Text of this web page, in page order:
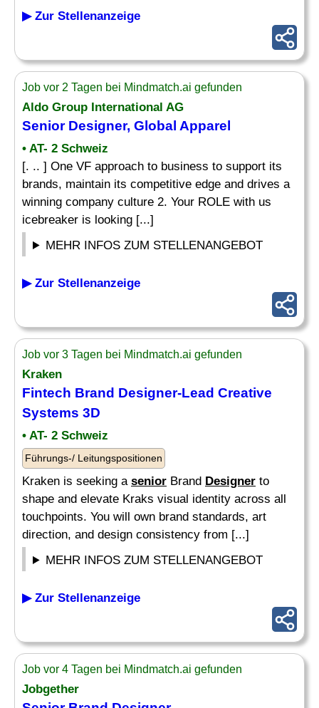
▶ Zur Stellenanzeige
Job vor 2 Tagen bei Mindmatch.ai gefunden
Aldo Group International AG
Senior Designer, Global Apparel
• AT- 2 Schweiz
[. .. ] One VF approach to business to support its
brands, maintain its competitive edge and drives a
winning company culture 2. Your ROLE with us
icebreaker is looking [...]
MEHR INFOS ZUM STELLENANGEBOT
▶ Zur Stellenanzeige
Job vor 3 Tagen bei Mindmatch.ai gefunden
Kraken
Fintech Brand Designer-Lead Creative
Systems 3D
• AT- 2 Schweiz
Führungs-/ Leitungspositionen
Kraken is seeking a senior Brand Designer to
shape and elevate Kraks visual identity across all
touchpoints. You will own brand standards, art
direction, and design consistency from [...]
MEHR INFOS ZUM STELLENANGEBOT
▶ Zur Stellenanzeige
Job vor 4 Tagen bei Mindmatch.ai gefunden
Jobgether